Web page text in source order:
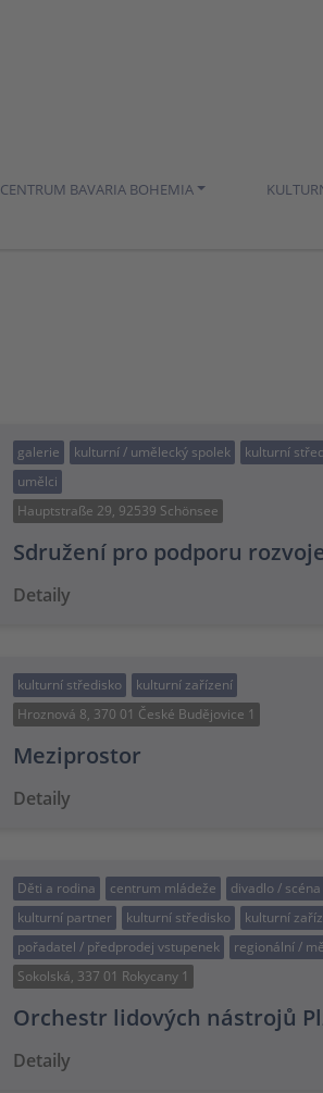
CENTRUM BAVARIA BOHEMIA
galerie kulturní / umělecký spolek kulturní
umělci
Hauptstraße 29, 92539 Schönsee
Sdružení pro podporu
Detaily
kulturní středisko
kulturní zařízení
Hroznová 8, 370 01 České Budějovice 1
Meziprostor
Detaily
Děti a rodina centrum mládeže divadlo / scéna
kulturní partner
kulturní středisko kulturní
pořadatel / předprodej vstupenek
regionální /
Sokolská, 337 01 Rokycany 1
Orchestr lidových nástrojů
Detaily